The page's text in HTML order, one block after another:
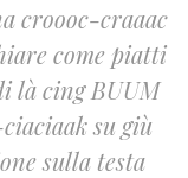
croooc-craaac
come piatti
là cing BUUM
su giù
sulla testa